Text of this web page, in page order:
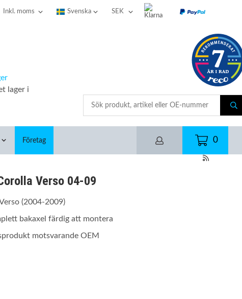
lager i
Företag 0
Verso 04-09
(2004-2009)
bakaxel färdig att montera
motsvarande OEM